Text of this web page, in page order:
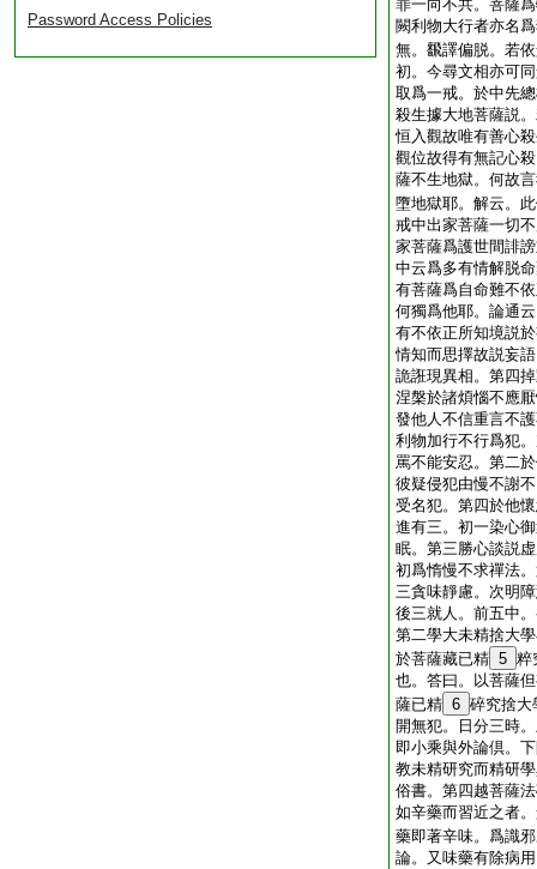
Password Access Policies
罪一向不共。菩薩
闕利物大行者亦名
無。飜譯偏脱。若
初。今尋文相亦可
取爲一戒。於中先
殺生據大地菩薩説
恒入觀故唯有善心
觀位故得有無記心
薩不生地獄。何故
墮地獄耶。解云。
戒中出家菩薩一切
家菩薩爲護世間誹
中云爲多有情解脱
有菩薩爲自命難不
何獨爲他耶。論通
有不依正所知境説
情知而思擇故説妄
詭誑現異相。第四
涅槃於諸煩惱不應
發他人不信重言不
利物加行不行爲犯
罵不能安忍。第二
彼疑侵犯由慢不謝
受名犯。第四於他
進有三。初一染心
眠。第三勝心談説
初爲惰慢不求禪法
三貪味靜慮。次明
後三就人。前五中
第二學大未精捨大
於菩薩藏已精 5 粹
也。答曰。以菩薩
薩已精 6 碎究捨大
開無犯。日分三時
即小乘與外論倶。
教未精研究而精研
俗書。第四越菩薩
如辛藥而習近之者
藥即著辛味。爲識
論。又味藥有除病